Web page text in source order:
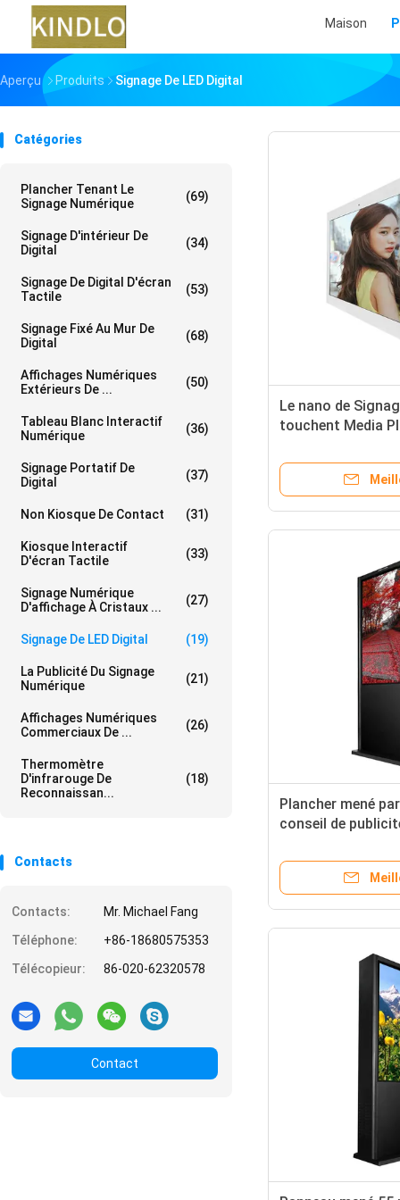
Maison
Aperçu Produits Signage De LED Digital
Catégories
Plancher Tenant Le
Signage Numérique
(69)
Signage D'intérieur De
Digital
(34)
Signage De Digital D'écran
Tactile
(53)
Signage Fixé Au Mur De
Digital
(68)
Affichages Numériques
Extérieurs De ...
(50)
Tableau Blanc Interactif
Numérique
(36)
Signage Portatif De
Digital
(37)
Non Kiosque De Contact (31)
Kiosque Interactif
D'écran Tactile
(33)
Signage Numérique
D'affichage À Cristaux ...
(27)
Signage De LED Digital (19)
La Publicité Du Signage
Numérique
(21)
Affichages Numériques
Commerciaux De ...
(26)
Thermomètre
D'infrarouge De
Reconnaissan...
(18)
Contacts
Contacts:
Mr. Michael Fang
Téléphone:
+86-18680575353
Télécopieur:
86-020-62320578
Contact
Le nano de
touchent Media
Plancher mené
conseil de